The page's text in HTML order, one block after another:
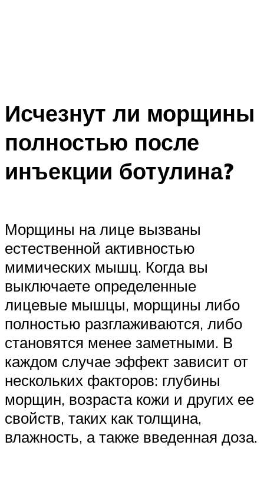
Исчезнут ли морщины
полностью после
инъекции ботулина?
Морщины на лице вызваны
естественной активностью
мимических мышц. Когда вы
выключаете определенные
лицевые мышцы, морщины либо
полностью разглаживаются, либо
становятся менее заметными. В
каждом случае эффект зависит от
нескольких факторов: глубины
морщин, возраста кожи и других ее
свойств, таких как толщина,
влажность, а также введенная доза.